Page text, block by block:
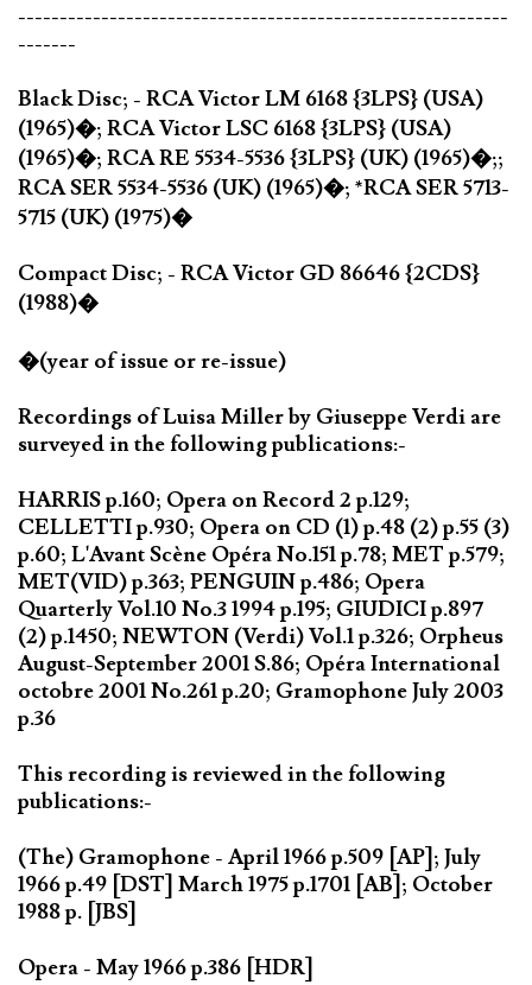
-----------------------------------------------------------
-------
Black Disc; - RCA Victor LM 6168 {3LPS} (USA)
(1965)�; RCA Victor LSC 6168 {3LPS} (USA)
(1965)�; RCA RE 5534-5536 {3LPS} (UK) (1965)�;;
RCA SER 5534-5536 (UK) (1965)�; *RCA SER 5713-
5715 (UK) (1975)�
Compact Disc; - RCA Victor GD 86646 {2CDS}
(1988)�
�(year of issue or re-issue)
Recordings of Luisa Miller by Giuseppe Verdi are
surveyed in the following publications:-
HARRIS p.160; Opera on Record 2 p.129;
CELLETTI p.930; Opera on CD (1) p.48 (2) p.55 (3)
p.60; L'Avant Scène Opéra No.151 p.78; MET p.579;
MET(VID) p.363; PENGUIN p.486; Opera
Quarterly Vol.10 No.3 1994 p.195; GIUDICI p.897
(2) p.1450; NEWTON (Verdi) Vol.1 p.326; Orpheus
August-September 2001 S.86; Opéra International
octobre 2001 No.261 p.20; Gramophone July 2003
p.36
This recording is reviewed in the following
publications:-
(The) Gramophone - April 1966 p.509 [AP]; July
1966 p.49 [DST] March 1975 p.1701 [AB]; October
1988 p. [JBS]
Opera - May 1966 p.386 [HDR]